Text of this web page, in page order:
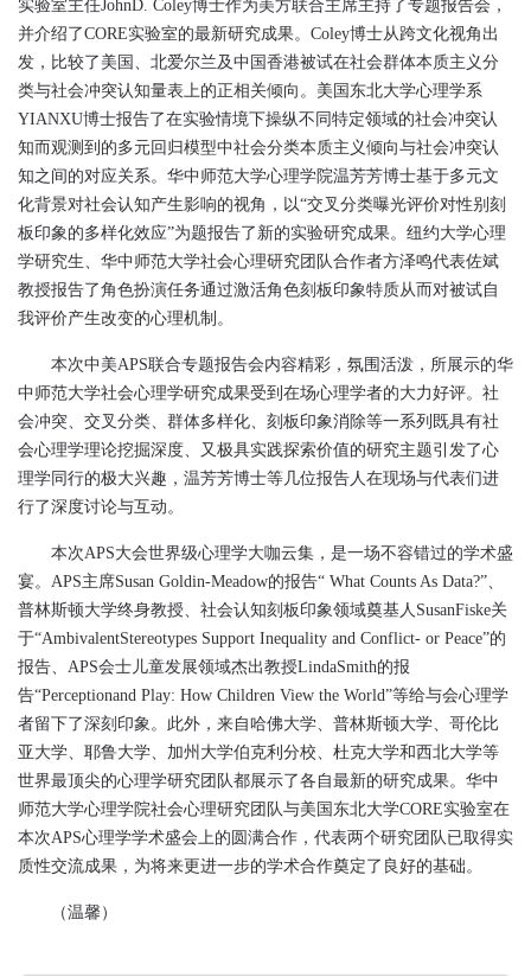
实验室主任JohnD. Coley博士作为美方联合主席主持了专题报告会，
并介绍了CORE实验室的最新研究成果。 Coley博士从跨文化视角出
发，比较了美国、北爱尔兰及中国香港被试在社会群体本质主义分
类与社会冲突认知量表上的正相关倾向。美国东北大学心理学系
YIANXU博士报告了在实验情境下操纵不同特定领域的社会冲突认
知而观测到的多元回归模型中社会分类本质主义倾向与社会冲突认
知之间的对应关系。华中师范大学心理学院温芳芳博士基于多元文
化背景对社会认知产生影响的视角，以“交叉分类曝光评价对性别刻
板印象的多样化效应”为题报告了新的实验研究成果。纽约大学心理
学研究生、华中师范大学社会心理研究团队合作者方泽鸣代表佐斌
教授报告了角色扮演任务通过激活角色刻板印象特质从而对被试自
我评价产生改变的心理机制。
本次中美APS联合专题报告会内容精彩，氛围活泼，所展示的华
中师范大学社会心理学研究成果受到在场心理学者的大力好评。社
会冲突、交叉分类、群体多样化、刻板印象消除等一系列既具有社
会心理学理论挖掘深度、又极具实践探索价值的研究主题引发了心
理学同行的极大兴趣，温芳芳博士等几位报告人在现场与代表们进
行了深度讨论与互动。
本次APS大会世界级心理学大咖云集，是一场不容错过的学术盛
宴。 APS主席Susan Goldin-Meadow的报告“ What Counts As Data?”、
普林斯顿大学终身教授、社会认知刻板印象领域奠基人 SusanFiske关
于“AmbivalentStereotypes Support Inequality and Conflict- or Peace”的
报告、 APS会士儿童发展领域杰出教授LindaSmith的报
告“Perceptionand Play: How Children View the World”等给与会心理学
者留下了深刻印象。此外，来自哈佛大学、普林斯顿大学、哥伦比
亚大学、耶鲁大学、加州大学伯克利分校、杜克大学和西北大学等
世界最顶尖的心理学研究团队都展示了各自最新的研究成果。华中
师范大学心理学院社会心理研究团队与美国东北大学CORE实验室在
本次APS心理学学术盛会上的圆满合作，代表两个研究团队已取得实
质性交流成果，为将来更进一步的学术合作奠定了良好的基础。
（温馨）